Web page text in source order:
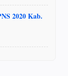
2020 Kab.